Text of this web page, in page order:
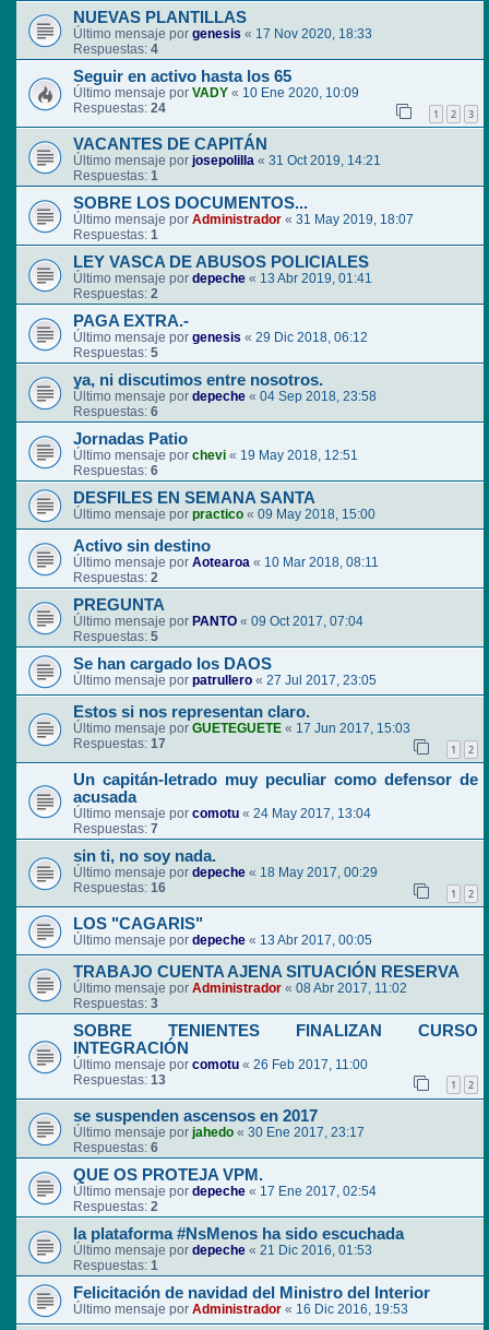
NUEVAS PLANTILLAS
Último mensaje por genesis « 17 Nov 2020, 18:33
Respuestas: 4
Seguir en activo hasta los 65
Último mensaje por VADY « 10 Ene 2020, 10:09
Respuestas: 24 1 2 3
VACANTES DE CAPITÁN
Último mensaje por josepolilla « 31 Oct 2019, 14:21
Respuestas: 1
SOBRE LOS DOCUMENTOS...
Último mensaje por Administrador « 31 May 2019, 18:07
Respuestas: 1
LEY VASCA DE ABUSOS POLICIALES
Último mensaje por depeche « 13 Abr 2019, 01:41
Respuestas: 2
PAGA EXTRA.-
Último mensaje por genesis « 29 Dic 2018, 06:12
Respuestas: 5
ya, ni discutimos entre nosotros.
Último mensaje por depeche « 04 Sep 2018, 23:58
Respuestas: 6
Jornadas Patio
Último mensaje por chevi « 19 May 2018, 12:51
Respuestas: 6
DESFILES EN SEMANA SANTA
Último mensaje por practico « 09 May 2018, 15:00
Activo sin destino
Último mensaje por Aotearoa « 10 Mar 2018, 08:11
Respuestas: 2
PREGUNTA
Último mensaje por PANTO « 09 Oct 2017, 07:04
Respuestas: 5
Se han cargado los DAOS
Último mensaje por patrullero « 27 Jul 2017, 23:05
Estos si nos representan claro.
Último mensaje por GUETEGUETE « 17 Jun 2017, 15:03
Respuestas: 17 1 2
Un capitán-letrado muy peculiar como defensor de
acusada
Último mensaje por comotu « 24 May 2017, 13:04
Respuestas: 7
sin ti, no soy nada.
Último mensaje por depeche « 18 May 2017, 00:29
Respuestas: 16 1 2
LOS "CAGARIS"
Último mensaje por depeche « 13 Abr 2017, 00:05
TRABAJO CUENTA AJENA SITUACIÓN RESERVA
Último mensaje por Administrador « 08 Abr 2017, 11:02
Respuestas: 3
SOBRE TENIENTES FINALIZAN CURSO
INTEGRACIÓN
Último mensaje por comotu « 26 Feb 2017, 11:00
Respuestas: 13 1 2
se suspenden ascensos en 2017
Último mensaje por jahedo « 30 Ene 2017, 23:17
Respuestas: 6
QUE OS PROTEJA VPM.
Último mensaje por depeche « 17 Ene 2017, 02:54
Respuestas: 2
la plataforma #NsMenos ha sido escuchada
Último mensaje por depeche « 21 Dic 2016, 01:53
Respuestas: 1
Felicitación de navidad del Ministro del Interior
Último mensaje por Administrador « 16 Dic 2016, 19:53